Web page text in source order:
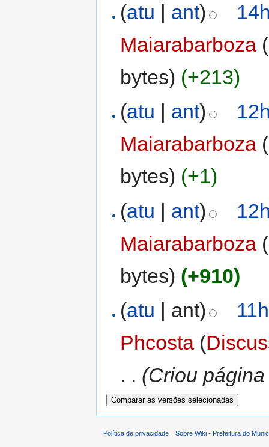
(atu | ant)
Maiarabarboza (
bytes) (+213)
(atu ant)
Maiarabarboza (
bytes) (+1)
(atu | ant)
Maiarabarboza (
bytes) (+910)
(atu | ant)
Phcosta (
. . (Criou
Política de privacidade Sobre Wiki - Prefeitura do